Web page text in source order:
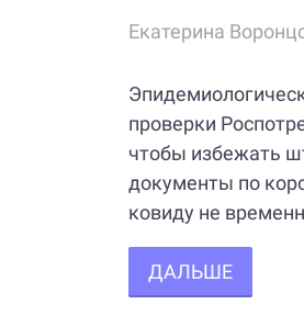
Екатерина
проверки
чтобы избежать
документы по
ковиду не
ДАЛЬШЕ